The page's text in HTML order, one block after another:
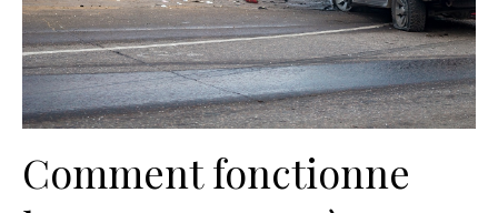
Comment fonctionne